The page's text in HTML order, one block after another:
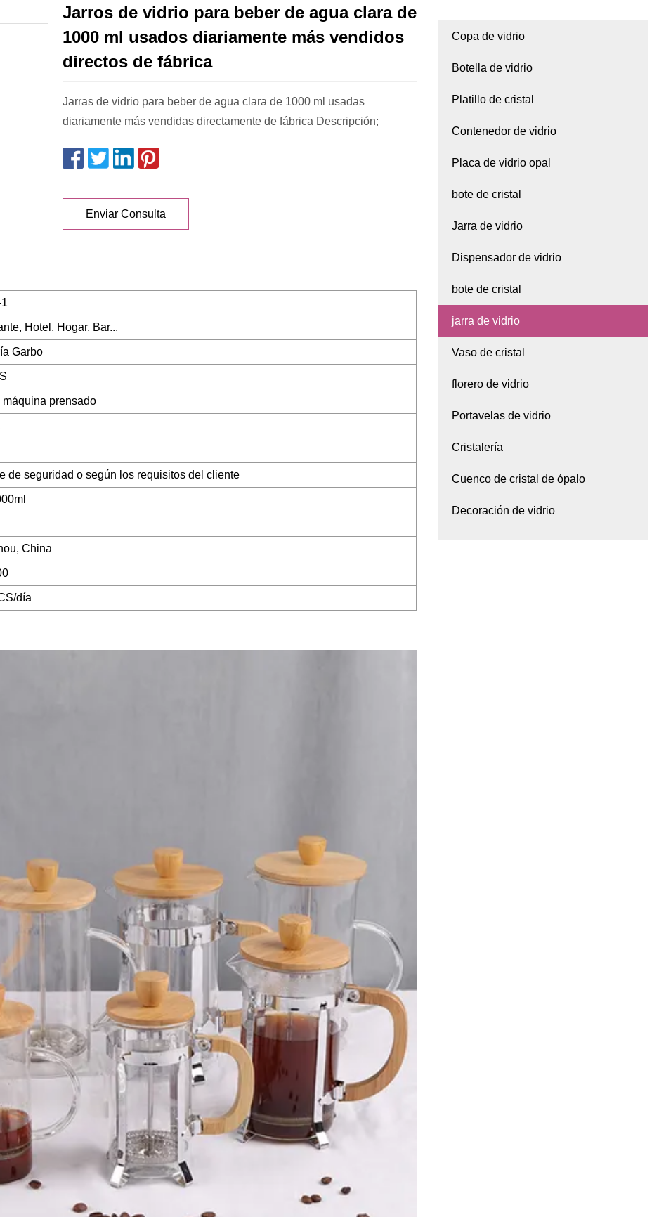
Jarros de vidrio para beber de agua clara de
1000 ml usados ​​diariamente más vendidos
directos de fábrica
Jarras de vidrio para beber de agua clara de 1000 ml usadas
diariamente más vendidas directamente de fábrica Descripción;
Enviar Consulta
Hotel, Hogar, Bar...
Garbo
máquina prensado
de seguridad o según los requisitos del cliente
China
día
Copa de vidrio
Botella de vidrio
Platillo de cristal
Contenedor de vidrio
Placa de vidrio opal
bote de cristal
Jarra de vidrio
Dispensador de vidrio
bote de cristal
jarra de vidrio
Vaso de cristal
florero de vidrio
Portavelas de vidrio
Cristalería
Cuenco de cristal de ópalo
Decoración de vidrio